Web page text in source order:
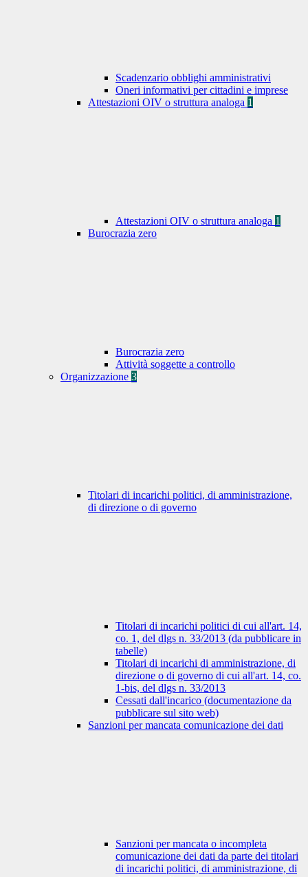
Scadenzario obblighi amministrativi
Oneri informativi per cittadini e imprese
Attestazioni OIV o struttura analoga 1
Attestazioni OIV o struttura analoga 1
Burocrazia zero
Burocrazia zero
Attività soggette a controllo
Organizzazione 3
Titolari di incarichi politici, di amministrazione,
di direzione o di governo
Titolari di incarichi politici di cui all'art. 14,
co. 1, del dlgs n. 33/2013 (da pubblicare in
tabelle)
Titolari di incarichi di amministrazione, di
direzione o di governo di cui all'art. 14, co.
1-bis, del dlgs n. 33/2013
Cessati dall'incarico (documentazione da
pubblicare sul sito web)
Sanzioni per mancata comunicazione dei dati
Sanzioni per mancata o incompleta
comunicazione dei dati da parte dei titolari
di incarichi politici, di amministrazione, di